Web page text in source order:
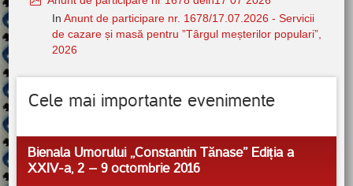
InAnunt de participare nr. 1678/17.07.2026 - Servicii
de cazare și masă pentru ”Târgul meșterilor populari”,
2026
Cele mai importante evenimente
Bienala Umorului ,,Constantin Tănase” Ediția a
XXIV-a, 2 – 9 octombrie 2016